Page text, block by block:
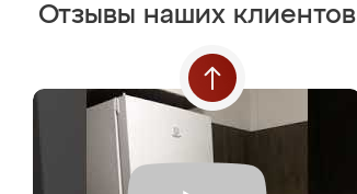
Отзывы наших клиентов